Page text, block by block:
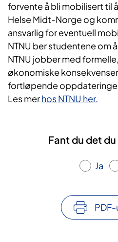
forvente å bli mobilisert til
Helse Midt-Norge og
ansvarlig for eventuell
NTNU ber studentene om
NTNU jobber med
økonomiske
fortløpende
Les merhos NTNU her.
Fant du det
Ja